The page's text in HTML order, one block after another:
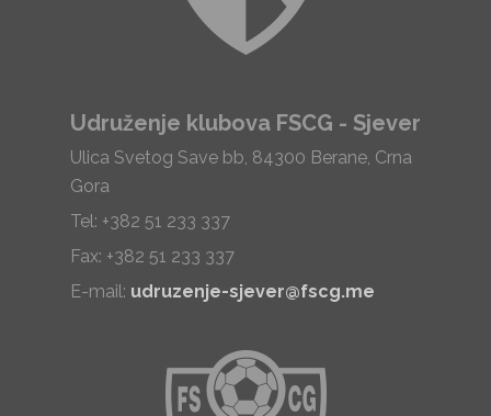
Udruženje klubova FSCG - Sjever
Ulica Svetog Save bb, 84300 Berane, Crna
Gora
Tel: +382 51 233 337
Fax: +382 51 233 337
E-mail: udruzenje-sjever@fscg.me